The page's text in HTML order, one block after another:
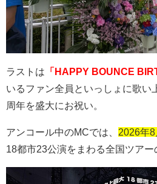
ラストは 「HAPPY BOUNCE
いるファン全員といっしょに歌い
周年を盛大にお祝い。
アンコール中のMCでは、 2026年8
18都市23公演をまわる全国ツアー